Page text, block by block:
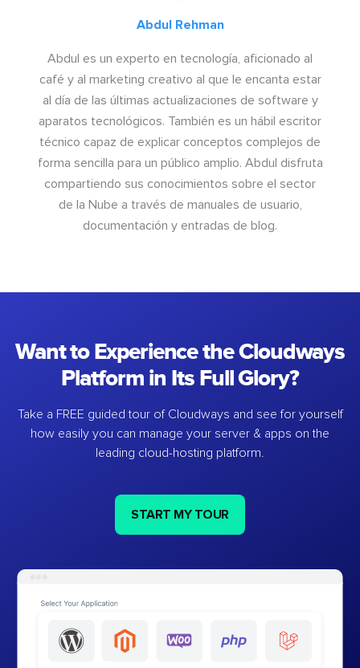
Abdul Rehman
Abdul es un experto en tecnología, aficionado al
café y al marketing creativo al que le encanta estar
al día de las últimas actualizaciones de software y
aparatos tecnológicos. También es un hábil escritor
técnico capaz de explicar conceptos complejos de
forma sencilla para un público amplio. Abdul disfruta
compartiendo sus conocimientos sobre el sector
de la Nube a través de manuales de usuario,
documentación y entradas de blog.
Want to Experience the Cloudways
Platform in Its Full Glory?
Take a FREE guided tour of Cloudways and see for yourself
how easily you can manage your server & apps on the
leading cloud-hosting platform.
START MY TOUR